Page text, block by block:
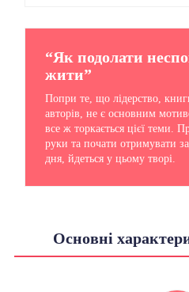
“Як подолати
жити”
Попри те, що лідерство,
авторів, не є основним
все ж торкається цієї теми.
руки та почати отримувати
дня, йдеться у цьому творі.
Основні